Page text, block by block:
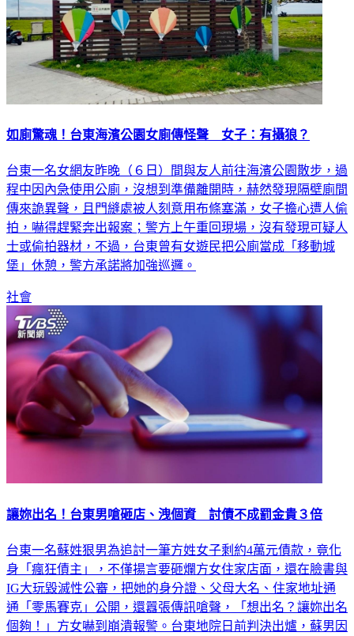
如廁驚魂！台東海濱公園女廁傳怪聲 女子：有攝狼？
台東一名女網友昨晚（６日）間與友人前往海濱公園散步，過
程中因內急使用公廁，沒想到準備離開時，赫然發現隔壁廁間
傳來詭異聲，且門縫處被人刻意用布條塞滿，女子擔心遭人偷
拍，嚇得趕緊奔出報案；警方上午重回現場，沒有發現可疑人
士或偷拍器材，不過，台東曾有女遊民把公廁當成「移動城
堡」休憩，警方承諾將加強巡邏。
社會
讓妳出名！台東男嗆砸店、洩個資 討債不成罰金貴３倍
台東一名蘇姓狠男為追討一筆方姓女子剩約4萬元債款，竟化
身「瘋狂債主」，不僅揚言要砸爛方女住家店面，還在臉書與
IG大玩毀滅性公審，把她的身分證、父母大名、住家地址通
通「零馬賽克」公開，還囂張傳訊嗆聲，「想出名？讓妳出名
個夠！」方女嚇到崩潰報警。台東地院日前判決出爐，蘇男因